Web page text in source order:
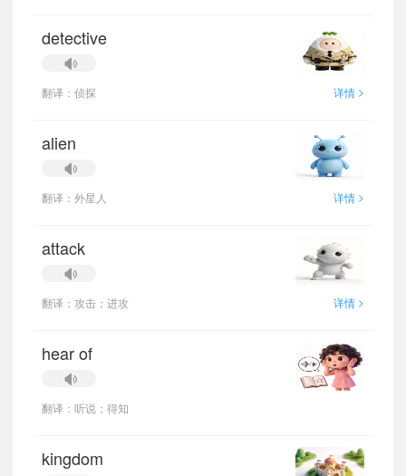
detective
翻译：侦探 详情 >
alien
翻译：外星人 详情 >
attack
翻译：攻击；进攻 详情 >
hear of
翻译：听说；得知
kingdom